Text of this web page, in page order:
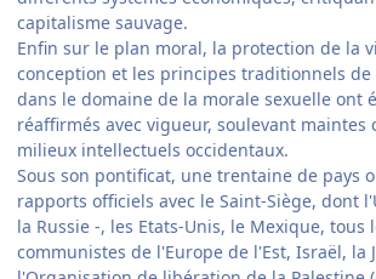
capitalisme sauvage.
Enfin sur le plan moral, la protection de la
conception et les principes traditionnels
dans le domaine de la morale sexuelle ont
réaffirmés avec vigueur, soulevant maintes
milieux intellectuels occidentaux.
Sous son pontificat, une trentaine de pays
rapports officiels avec le Saint-Siège, dont
la Russie -, les Etats-Unis, le Mexique, tous
communistes de l'Europe de l'Est, Israël, la